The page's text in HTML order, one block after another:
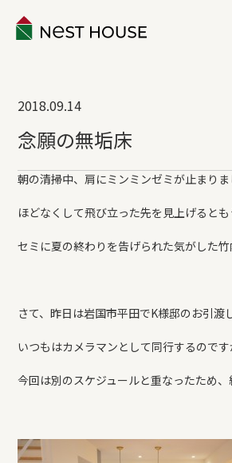
ABOUT
WORKS
REFORM
2018.09.14
念願の無垢床
朝の清掃中、肩にミンミンゼミが止まりま
ほどなくして飛び立った先を見上げるとも
セミに夏の終わりを告げられた気がした竹
さて、昨日は岩国市平田でK様邸のお引渡
いつもはカメラマンとして同行するのです
今回は別のスケジュールと重なったため